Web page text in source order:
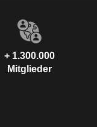
+ 1.300.000
Mitglieder